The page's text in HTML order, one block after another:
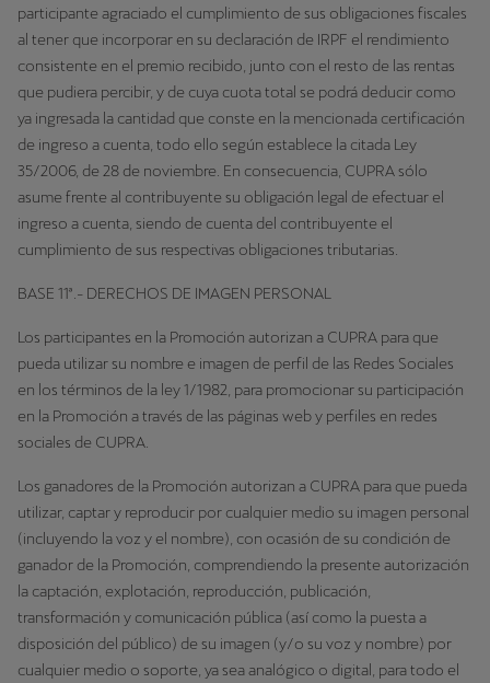
participante agraciado el cumplimiento de sus obligaciones fiscales
al tener que incorporar en su declaración de IRPF el rendimiento
consistente en el premio recibido, junto con el resto de las rentas
que pudiera percibir, y de cuya cuota total se podrá deducir como
ya ingresada la cantidad que conste en la mencionada certificación
de ingreso a cuenta, todo ello según establece la citada Ley
35/2006, de 28 de noviembre. En consecuencia, CUPRA sólo
asume frente al contribuyente su obligación legal de efectuar el
ingreso a cuenta, siendo de cuenta del contribuyente el
cumplimiento de sus respectivas obligaciones tributarias.
BASE 11ª.- DERECHOS DE IMAGEN PERSONAL
Los participantes en la Promoción autorizan a CUPRA para que
pueda utilizar su nombre e imagen de perfil de las Redes Sociales
en los términos de la ley 1/1982, para promocionar su participación
en la Promoción a través de las páginas web y perfiles en redes
sociales de CUPRA.
Los ganadores de la Promoción autorizan a CUPRA para que pueda
utilizar, captar y reproducir por cualquier medio su imagen personal
(incluyendo la voz y el nombre), con ocasión de su condición de
ganador de la Promoción, comprendiendo la presente autorización
la captación, explotación, reproducción, publicación,
transformación y comunicación pública (así como la puesta a
disposición del público) de su imagen (y/o su voz y nombre) por
cualquier medio o soporte, ya sea analógico o digital, para todo el